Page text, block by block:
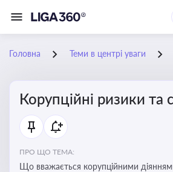
Головна Теми в центрі уваги
Корупційні ризики та
ПРО ЩО ТЕМА:
Що вважається корупційними діяннями